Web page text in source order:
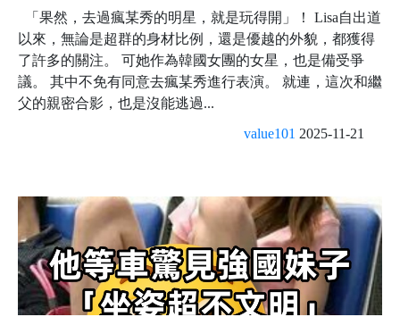
「果然，去過瘋某秀的明星，就是玩得開」！ Lisa自出道
以來，無論是超群的身材比例，還是優越的外貌，都獲得
了許多的關注。 可她作為韓國女團的女星，也是備受爭
議。 其中不免有同意去瘋某秀進行表演。 就連，這次和繼
父的親密合影，也是沒能逃過...
value101 2025-11-21